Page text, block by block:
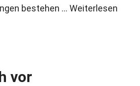
bestehen … Weiterlesen
vor